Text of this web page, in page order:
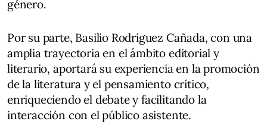
género.
Por su parte, Basilio Rodríguez Cañada, con una
amplia trayectoria en el ámbito editorial y
literario, aportará su experiencia en la promoción
de la literatura y el pensamiento crítico,
enriqueciendo el debate y facilitando la
interacción con el público asistente.